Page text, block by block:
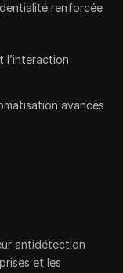
renforcée
l’interaction
avancés
antidétection
et les